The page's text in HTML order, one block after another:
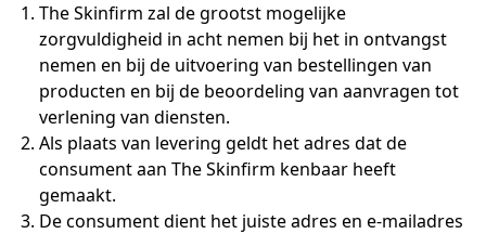
The Skinfirm zal de grootst mogelijke
zorgvuldigheid in acht nemen bij het in ontvangst
nemen en bij de uitvoering van bestellingen van
producten en bij de beoordeling van aanvragen tot
verlening van diensten.
Als plaats van levering geldt het adres dat de
consument aan The Skinfirm kenbaar heeft
gemaakt.
De consument dient het juiste adres en e-mailadres